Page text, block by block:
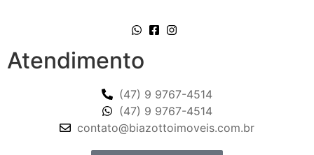
Atendimento
(47) 9 9767-4514
(47) 9 9767-4514
contato@biazottoimoveis.com.br